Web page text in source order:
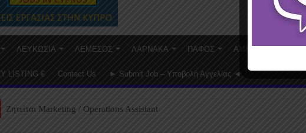
ΛΕΥΚΩΣΙΑ ΛΕΜΕΣΟΣ ΛΑΡΝΑΚΑ ΠΑΦΟΣ ΑΜΜΟΧΩΣΤΟΣ
LISTING € Contact Us ► Submit Job – Υποβολή Αγγελίας ◄
Ζητείται Marketing / Operations Assistant